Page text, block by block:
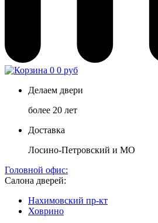
0 0 руб
Делаем двери
более 20 лет
Доставка
Лосино-Петровский и МО
Головной офис:
Салона дверей:
Нахимовский пр-кт
Ховрино